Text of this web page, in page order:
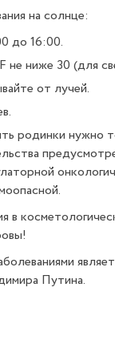
на солнце:
до 16:00.
не ниже 30 (для
от лучей.
родинки нужно
в
Путина.